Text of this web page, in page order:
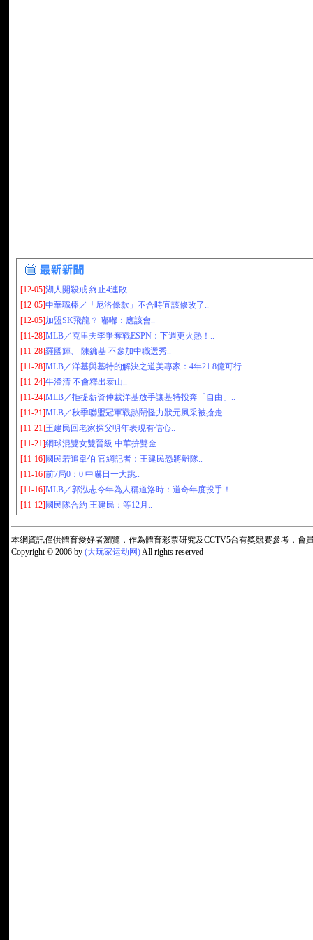
[12-05]湖人開殺戒 終止4連敗..
[12-05]中華職棒／「尼洛條款」不合時宜該修改了..
[12-05]加盟SK飛龍？ 嘟嘟：應該會..
[11-28]MLB／克里夫李爭奪戰ESPN：下週更火熱！..
[11-28]羅國輝、 陳鏞基 不參加中職選秀..
[11-28]MLB／洋基與基特的解決之道美專家：4年21.8億可行..
[11-24]牛澄清 不會釋出泰山..
[11-24]MLB／拒提薪資仲裁洋基放手讓基特投奔「自由」..
[11-21]MLB／秋季聯盟冠軍戰熱鬧怪力狀元風采被搶走..
[11-21]王建民回老家探父明年表現有信心..
[11-21]網球混雙女雙晉級 中華拚雙金..
[11-16] 國民若追韋伯 官網記者：王建民恐將離隊..
[11-16]前7局0：0 中嚇日一大跳..
[11-16]MLB／郭泓志今年為人稱道洛時：道奇年度投手！..
[11-12] 國民隊合約 王建民：等12月..
本網資訊僅供體育愛好者瀏覽，作為體育彩票研究及CCTV5台有獎競賽參考，
Copyright © 2006 by (大玩家运动网)All rights reserved